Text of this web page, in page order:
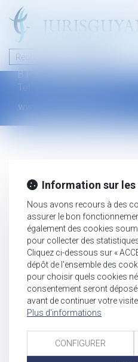
46 avenue de la liberté
B.P.315 - 97327 Cayenne
Tel : +594 594 29 45 35
www.jurisguyane.com
Information sur
Nous avons recours à des
assurer le bon
également des cookies
pour collecter des
Cliquez ci-dessous sur «
dépôt de l'ensemble des
pour choisir quels cookies
consentement seront
avant de continuer votre visite
Plus d'informations
CONFIGURER